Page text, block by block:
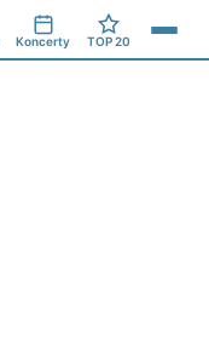
Koncerty TOP 20